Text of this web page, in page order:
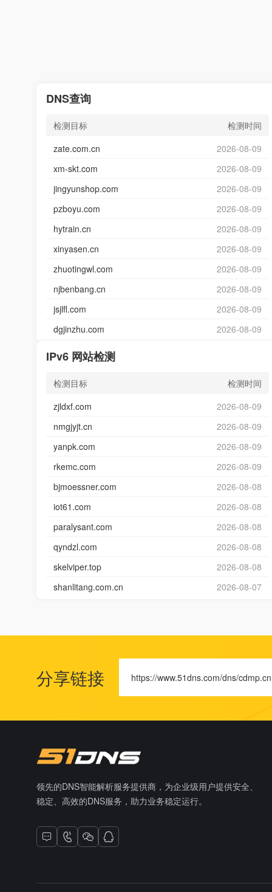
DNS查询
检测目标
检测时间
zate.com.cn
2026-08-09
xm-skt.com
2026-08-09
jingyunshop.com
2026-08-09
pzboyu.com
2026-08-09
hytrain.cn
2026-08-09
xinyasen.cn
2026-08-09
zhuotingwl.com
2026-08-09
njbenbang.cn
2026-08-09
jsjlfl.com
2026-08-09
dgjinzhu.com
2026-08-09
IPv6 网站检测
检测目标
检测时间
zjldxf.com
2026-08-09
nmgjyjt.cn
2026-08-09
yanpk.com
2026-08-09
rkemc.com
2026-08-09
bjmoessner.com
2026-08-08
iot61.com
2026-08-08
paralysant.com
2026-08-08
qyndzl.com
2026-08-08
skelviper.top
2026-08-08
shanlitang.com.cn
2026-08-07
分享链接 https://www.51dns.com/dns/cdmp.cn
领先的DNS智能解析服务提供商，为企业级用户提供安全、
稳定、高效的DNS服务，助力业务稳定运行。